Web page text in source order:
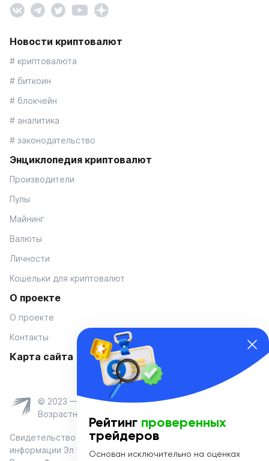
Новости криптовалют
# криптовалюта
# биткоин
# блокчейн
# аналитика
# законодательство
Энциклопедия криптовалют
Производители
Пулы
Майнинг
Валюты
Личности
Кошельки для криптовалют
О проекте
О проекте
Контакты
Карта сайта
© 2023 — Coinmania
Возрастное ограничение 16+
Свидетельство о регистрации средства массовой
информации Эл № ФС 77-74908 от «25» января 2019 г.
Рейтинг проверенных
трейдеров
Основан исключительно на оценках